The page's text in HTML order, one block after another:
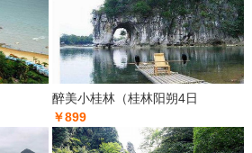
醉美小桂林（桂林阳朔4日
￥899